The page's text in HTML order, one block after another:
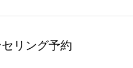
リング予約